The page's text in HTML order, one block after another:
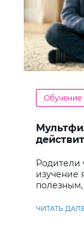
Обучение
Родители
изучение
ЧИТАТЬ